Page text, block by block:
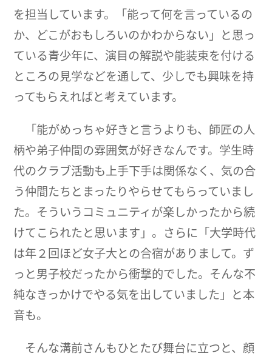
を担当しています。「能って何を言っているの
か、どこがおもしろいのかわからない」と思っ
ている青少年に、演目の解説や能装束を付ける
ところの見学などを通して、少しでも興味を持
ってもらえればと考えています。
「能がめっちゃ好きと言うよりも、師匠の人
柄や弟子仲間の雰囲気が好きなんです。学生時
代のクラブ活動も上手下手は関係なく、気の合
う仲間たちとまったりやらせてもらっていまし
た。そういうコミュニティが楽しかったから続
けてこられたと思います」。さらに「大学時代
は年２回ほど女子大との合宿がありまして。ず
っと男子校だったから衝撃的でした。そんな不
純なきっかけでやる気を出していました」と本
音も。
そんな溝前さんもひとたび舞台に立つと、顔